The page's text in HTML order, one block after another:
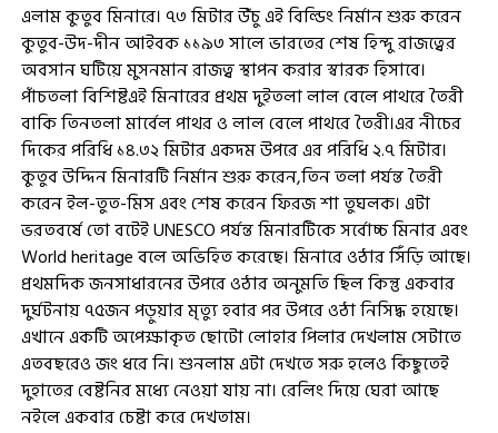
এলাম কুতুব মিনারে। ৭৩ মিটার উঁচু এই বিল্ডিং নির্মান শুরু করেন
কুতুব-উদ-দীন আইবক ১১৯৩ সালে ভারতের শেষ হিন্দু রাজত্বের
অবসান ঘটিয়ে মুসনমান রাজত্ব স্থাপন করার স্বারক হিসাবে।
পাঁচতলা বিশিষ্টএই মিনারের প্রথম দুইতলা লাল বেলে পাথরে তৈরী
বাকি তিনতলা মার্বেল পাথর ও লাল বেলে পাথরে তৈরী।এর নীচের
দিকের পরিধি ১৪.৩২ মিটার একদম উপরে এর পরিধি ২.৭ মিটার।
কুতুব উদ্দিন মিনারটি নির্মান শুরু করেন,তিন তলা পর্যন্ত তৈরী
করেন ইল-তুত-মিস এবং শেষ করেন ফিরজ শা তুঘলক। এটা
ভরতবর্ষে তো বটেই UNESCO পর্যন্ত মিনারটিকে সর্বোচ্চ মিনার এবং
World heritage বলে অভিহিত করেছে। মিনারে ওঠার সিঁড়ি আছে।
প্রথমদিক জনসাধারনের উপরে ওঠার অনুমতি ছিল কিন্তু একবার
দুর্ঘটনায় ৭৫জন পড়ুয়ার মৃত্যু হবার পর উপরে ওঠা নিসিদ্ধ হয়েছে।
এখানে একটি অপেক্ষাকৃত ছোটো লোহার পিলার দেখলাম সেটাতে
এতবছরেও জং ধরে নি। শুনলাম এটা দেখতে সরু হলেও কিছুতেই
দুহাতের বেষ্টনির মধ্যে নেওয়া যায় না। রেলিং দিয়ে ঘেরা আছে
নইলে একবার চেষ্টা করে দেখতাম।